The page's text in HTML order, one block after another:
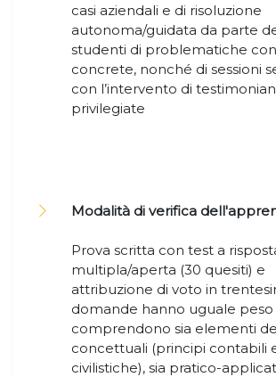
casi aziendali e di risoluzione
autonoma/guidata da parte
studenti di problematiche
concrete, nonché di sessioni
con l’intervento di
privilegiate
Modalità di verifica
Prova scritta con test a
multipla/aperta (30 quesiti) e
attribuzione di voto in
domande hanno uguale peso
comprendono sia elementi
concettuali (principi contabili
civilistiche), sia pratico-